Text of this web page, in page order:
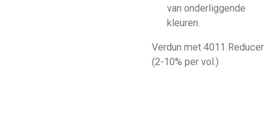
van onderliggende
kleuren.
Verdun met 4011 Reducer
(2-10% per vol.)